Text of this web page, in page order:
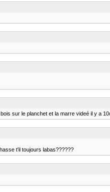
sur le planchet et la marre videé il y a
t'il toujours labas??????